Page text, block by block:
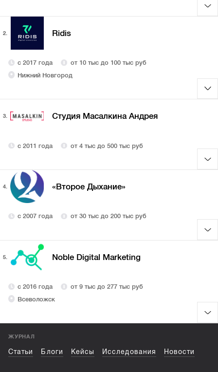
2. Ridis
с 2017 года
от 10 тыс до 100 тыс руб
Нижний Новгород
3. Студия Масалкина Андрея
с 2011 года от 4 тыс до 500 тыс руб
4. «Второе Дыхание»
с 2007 года от 30 тыс до 200 тыс руб
5. Noble Digital Marketing
с 2016 года
от 9 тыс до 277 тыс руб
Всеволожск
ЖУРНАЛ
Статьи Блоги Кейсы Исследования Новости